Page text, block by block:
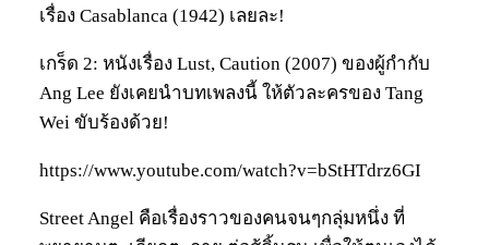
เรื่อง Casablanca (1942) เลยละ!
เกร็ด 2: หนังเรื่อง Lust, Caution (2007) ของผู้กำกับ
Ang Lee ยังเคยนำบทเพลงนี้ ให้ตัวละครของ Tang
Wei ขับร้องด้วย!
https://www.youtube.com/watch?v=bStHTdrz6GI
Street Angel คือเรื่องราวของคนจนๆกลุ่มหนึ่ง ที่